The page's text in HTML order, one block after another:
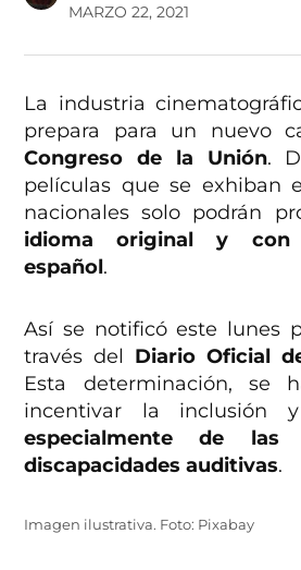
MARZO 22, 2021
La industria
prepara para un nuevo
Congreso de la Unión.
películas que se exhiban
nacionales solo podrán
idioma original y con
español.
Así se notificó este lunes
través del Diario Oficial
Esta determinación, se
incentivar la inclusión
especialmente de las
discapacidades auditivas.
Imagen ilustrativa. Foto: Pixabay